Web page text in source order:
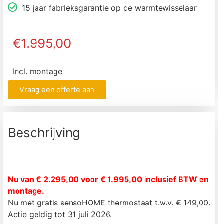
15 jaar fabrieksgarantie op de warmtewisselaar
€1.995,00
Incl. montage
Vraag een offerte aan
Beschrijving
Nu van € 2.295,00 voor € 1.995,00 inclusief BTW en
montage.
Nu met gratis sensoHOME thermostaat t.w.v. € 149,00.
Actie geldig tot 31 juli 2026.